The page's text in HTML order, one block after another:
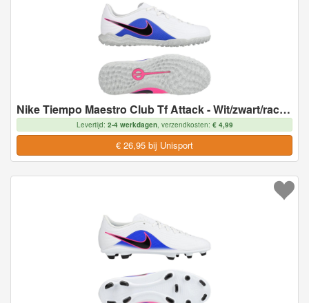
Nike Tiempo Maestro Club Tf Attack - Wit/zwart/racer Blue/roze Kids - Turf (Tf), maat 38
Levertijd: 2-4 werkdagen, verzendkosten: € 4,99
€ 26,95 bij Unisport